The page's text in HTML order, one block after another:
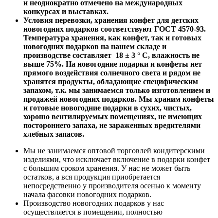
и неоднократно отмечено на международных
конкурсах и выставках.
Условия перевозки, хранения конфет для детских
новогодних подарков соответствуют ГОСТ 4570-93.
Температура хранения, как конфет, так и готовых
новогодних подарков на нашем складе и
производстве составляет 18 ± 3 ° С, влажность не
выше 75%. На новогодние подарки и конфеты нет
прямого воздействия солнечного света и рядом не
хранятся продукты, обладающие специфическим
запахом, т.к. мы занимаемся только изготовлением и
продажей новогодних подарков. Мы храним конфеты
и готовые новогодние подарки в сухих, чистых,
хорошо вентилируемых помещениях, не имеющих
постороннего запаха, не зараженных вредителями
хлебных запасов.
Мы не занимаемся оптовой торговлей кондитерскими
изделиями, что исключает включение в подарки конфет
с большим сроком хранения. У нас не может быть
остатков, а вся продукция приобретается
непосредственно у производителя осенью к моменту
начала фасовки новогодних подарков.
Производство новогодних подарков у нас
осуществляется в помещении, полностью